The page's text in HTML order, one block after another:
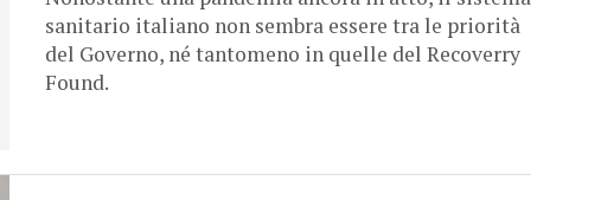
sanitario italiano non sembra essere tra le priorità
del Governo, né tantomeno in quelle del Recoverry
Found.